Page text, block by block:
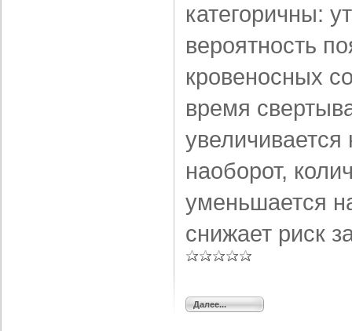
категоричны:
вероятность
кровеносных
время
наоборот,
уменьшается
снижает риск
Далее...